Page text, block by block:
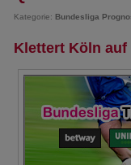
Kategorie: Bundesliga
Klettert Köln